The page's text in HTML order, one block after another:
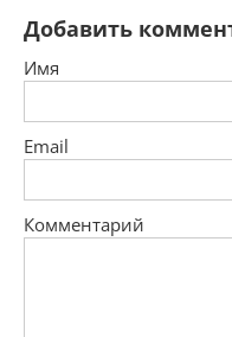
Добавить
Имя
Email
Комментарий